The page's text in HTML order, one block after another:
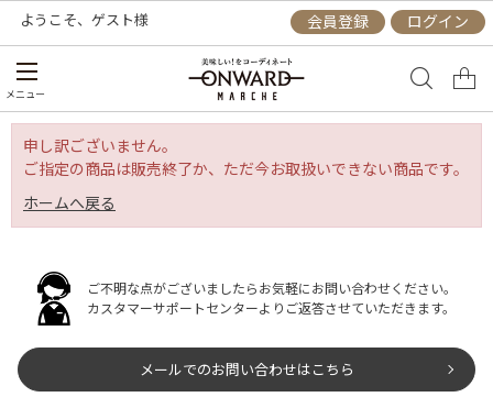
ようこそ、 ゲスト様 会員登録 ログイン
メニュー
申し訳ございません。
ご指定の商品は販売終了か、ただ今お取扱いできない商品です。
ホームへ戻る
ご不明な点がございましたらお気軽にお問い合わせください。
カスタマーサポートセンターよりご返答させていただきます。
メールでのお問い合わせはこちら